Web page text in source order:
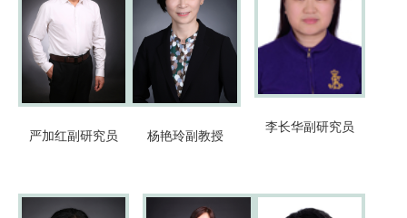
严加红副研究员 杨艳玲副教授
李长华副研究员